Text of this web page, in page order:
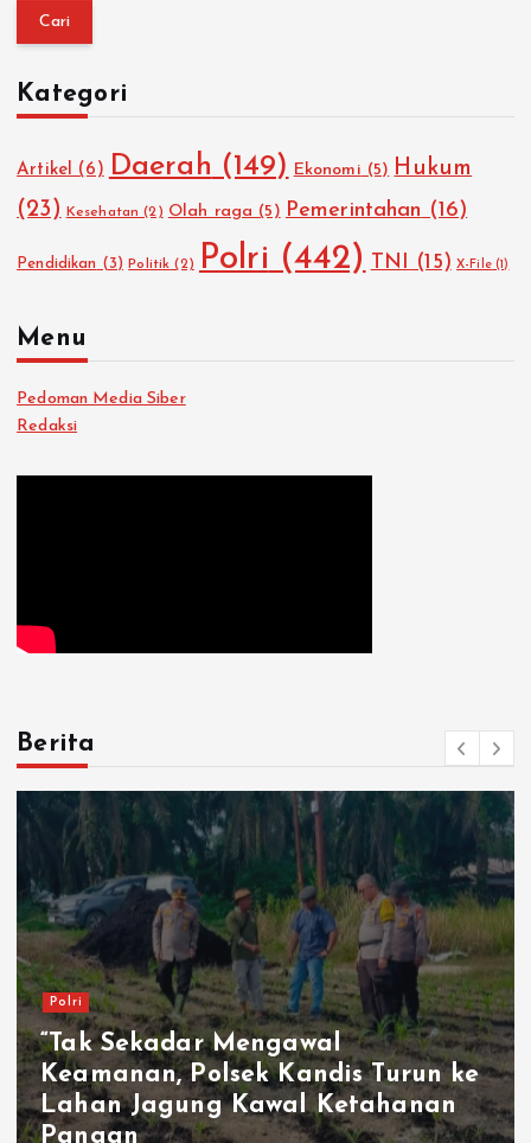
i
n
t
k
:
Kategori
Artikel (6) Daerah (149) Ekonomi (5) Hukum
(23)
Kesehatan (2) Olah raga (5) Pemerintahan (16)
Pendidikan (3) Politik (2) Polri (442) TNI (15) X-File(1)
Menu
Pedoman Media Siber
Redaksi
Berita
Polri
“Tak Sekadar Mengawal
Keamanan, Polsek Kandis Turun ke
Lahan Jagung Kawal Ketahanan
Pangan